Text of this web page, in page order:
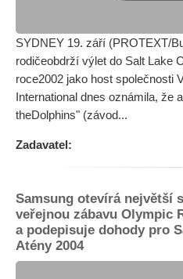
SYDNEY 19. září (PROTEXT/
rodičeobdrží výlet do Salt Lake
roce2002 jako host společnosti
International dnes oznámila, že
theDolphins" (závod...
Zadavatel:
Samsung otevírá největší
veřejnou zábavu Olympic
a podepisuje dohody pro
Atény 2004